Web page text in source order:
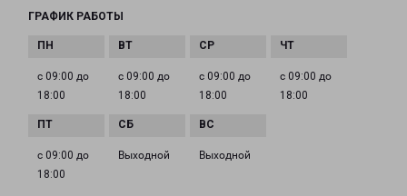
ГРАФИК РАБОТЫ
с 09:00 до
18:00
с 09:00 до
18:00
с 09:00 до
18:00
с 09:00 до
18:00
с 09:00 до
18:00
Выходной Выходной